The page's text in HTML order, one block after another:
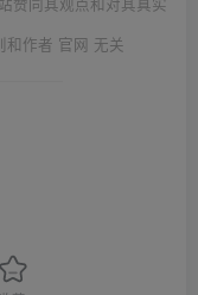
和作者 官网 无关